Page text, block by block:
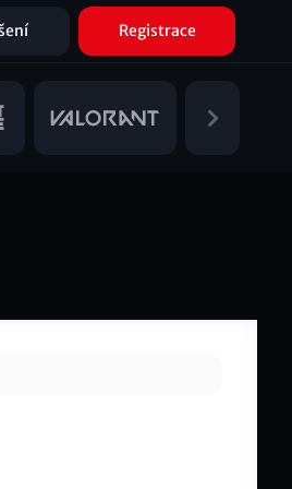
Registrace